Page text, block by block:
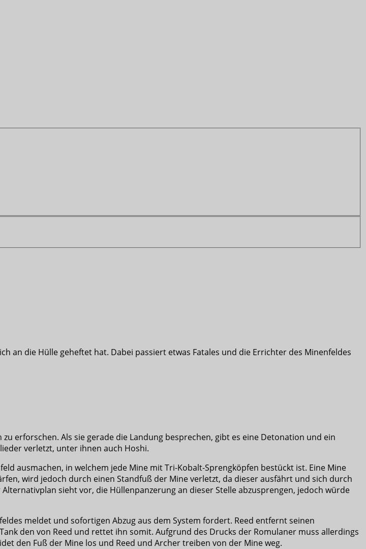
an die Hülle geheftet hat. Dabei passiert etwas Fatales und die Errichter des Minenfeldes
erforschen. Als sie gerade die Landung besprechen, gibt es eine Detonation und ein
verletzt, unter ihnen auch Hoshi.
ausmachen, in welchem jede Mine mit Tri-Kobalt-Sprengköpfen bestückt ist. Eine Mine
wird jedoch durch einen Standfuß der Mine verletzt, da dieser ausfährt und sich durch
sieht vor, die Hüllenpanzerung an dieser Stelle abzusprengen, jedoch würde
meldet und sofortigen Abzug aus dem System fordert. Reed entfernt seinen
den von Reed und rettet ihn somit. Aufgrund des Drucks der Romulaner muss allerdings
den Fuß der Mine los und Reed und Archer treiben von der Mine weg.